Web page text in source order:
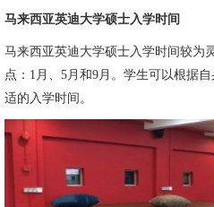
马来西亚英迪大学硕士入学时间
马来西亚英迪大学硕士入学时间较为
点：1月、5月和9月。学生可以根据
适的入学时间。